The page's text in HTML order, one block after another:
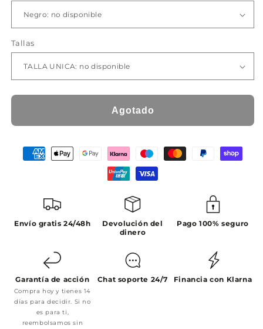
Tallas
Agotado
Envío gratis 24/48h
Devolución del
dinero
Pago 100% seguro
Garantía de acción
Compra hoy y tienes 14
días para decidir. Si no
es para ti,
reembolsamos sin
Chat soporte 24/7 Financia con Klarna